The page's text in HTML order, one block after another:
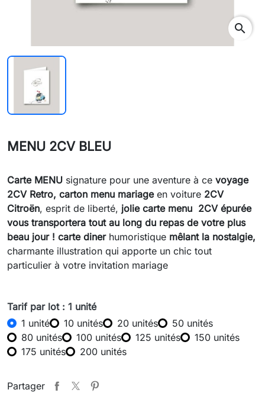
search
MENU 2CV BLEU
Carte MENU signature pour une aventure à ce voyage
2CV Retro, carton menu mariageen voiture 2CV
Citroën, esprit de liberté, jolie carte menu 2CVépurée
vous transportera tout au long du repas de votre plus
beau jour ! carte diner humoristique mêlant la nostalgie,
charmante illustration qui apporte un chic tout
particulier à votre invitation mariage
Tarif par lot : 1 unité
1 unité
10 unités 20 unités
50 unités
80 unités
100 unités 125 unités
150 unités
175 unités
200 unités
Partager